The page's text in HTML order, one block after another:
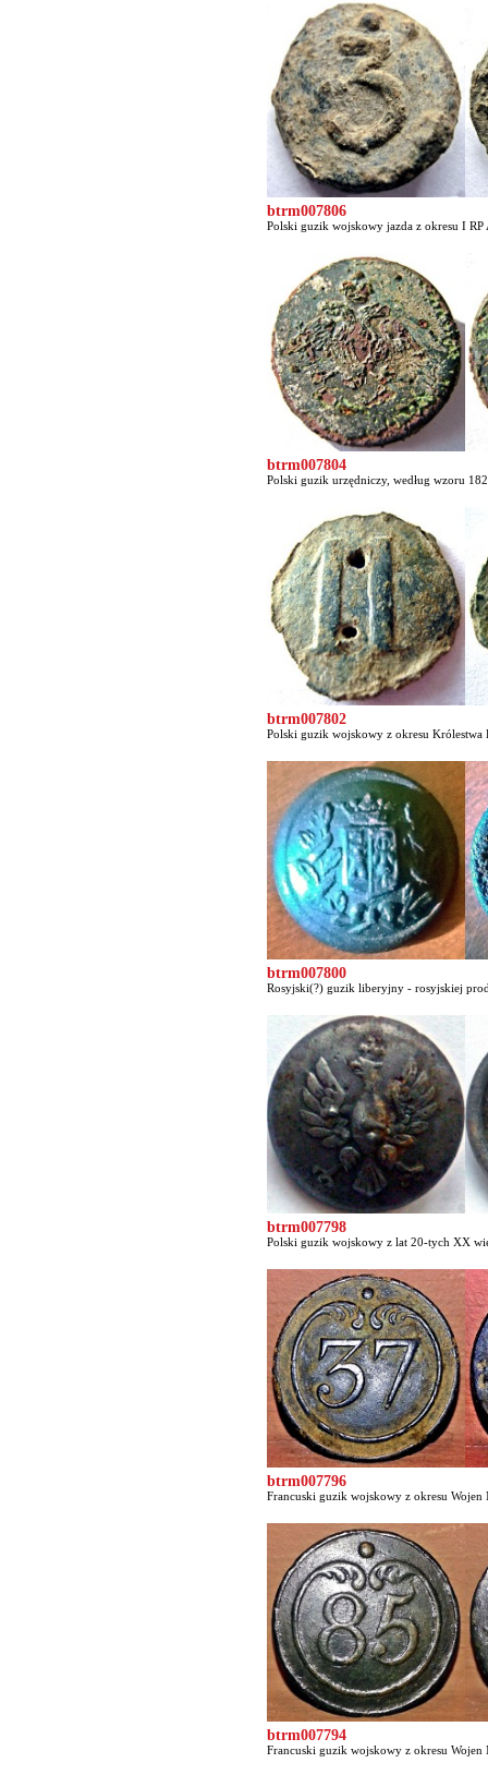
btrm007806
Polski guzik wojskowy jazda z okresu I RP
btrm007804
Polski guzik urzędniczy, według wzoru
btrm007802
Polski guzik wojskowy z okresu Królestwa
btrm007800
Rosyjski(?) guzik liberyjny - rosyjskiej
btrm007798
Polski guzik wojskowy z lat 20-tych XX
btrm007796
Francuski guzik wojskowy z okresu Wojen
btrm007794
Francuski guzik wojskowy z okresu Wojen